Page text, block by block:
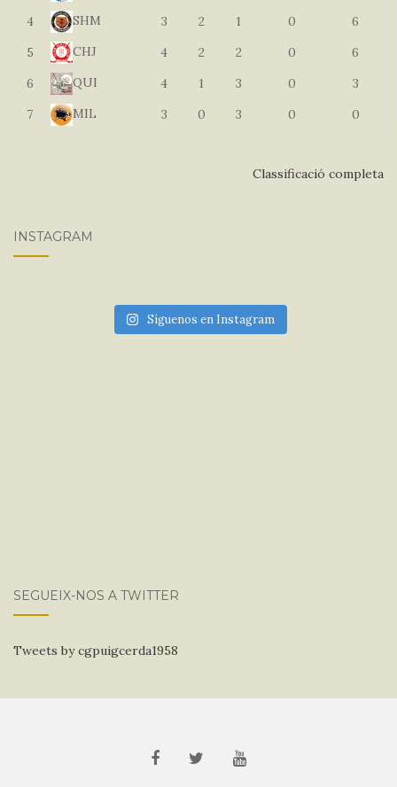
4
SHM 3 2 1 0
6
5
CHJ 4 2 2 0
6
6
QUI 4 1 3 0
3
7
MIL 3 0 3 0 0
Classificació completa
INSTAGRAM
Síguenos en Instagram
SEGUEIX-NOS A TWITTER
Tweets by cgpuigcerda1958